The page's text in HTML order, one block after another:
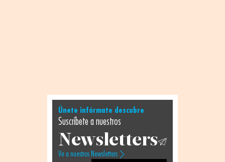
Únete infórmate descubre
Suscríbete a nuestros
Newsletters
Ve a nuestros Newsletters